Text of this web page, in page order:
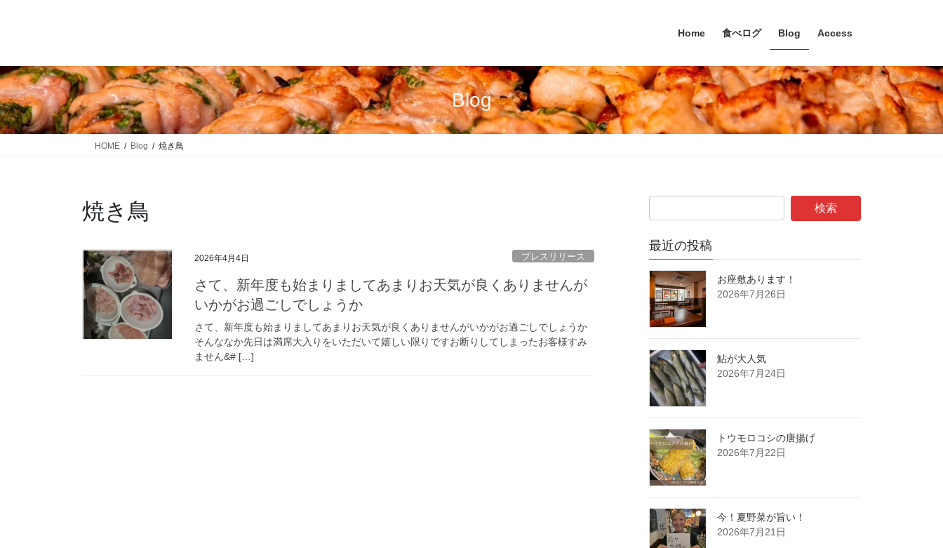
ツ
に
移
動
シ
ョ
ン
に
Home 食べログ Blog Access
Blog
HOME Blog 焼き鳥
焼き鳥
2026年4月4日 プレスリリース
さて、新年度も始まりましてあまりお天気が良くありませんが
いかがお過ごしでしょうか️
さて、新年度も始まりましてあまりお天気が良くありませんがいかがお過ごしでしょうか️
そんななか先日は満席大入りをいただいて嬉しい限りです️お断りしてしまったお客様すみ
ません‍&# […]
最近の投稿
お座敷あります！
2026年7月26日
鮎が大人気️
2026年7月24日
トウモロコシの唐揚げ
2026年7月22日
今！夏野菜が旨い！
2026年7月21日